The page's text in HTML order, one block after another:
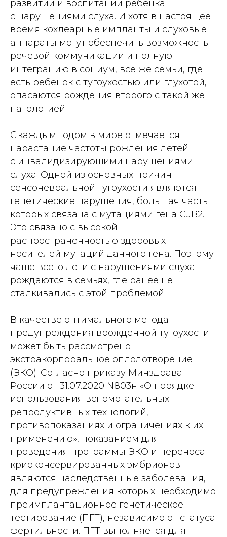
развитии и воспитании ребенка
с нарушениями слуха. И хотя в настоящее
время кохлеарные импланты и слуховые
аппараты могут обеспечить возможность
речевой коммуникации и полную
интеграцию в социум, все же семьи, где
есть ребенок с тугоухостью или глухотой,
опасаются рождения второго с такой же
патологией.
С каждым годом в мире отмечается
нарастание частоты рождения детей
с инвалидизирующими нарушениями
слуха. Одной из основных причин
сенсоневральной тугоухости являются
генетические нарушения, большая часть
которых связана с мутациями гена GJB2.
Это связано с высокой
распространенностью здоровых
носителей мутаций данного гена. Поэтому
чаще всего дети с нарушениями слуха
рождаются в семьях, где ранее не
сталкивались с этой проблемой.
В качестве оптимального метода
предупреждения врожденной тугоухости
может быть рассмотрено
экстракорпоральное оплодотворение
(ЭКО). Согласно приказу Минздрава
России от 31.07.2020 N803н «О порядке
использования вспомогательных
репродуктивных технологий,
противопоказаниях и ограничениях к их
применению», показанием для
проведения программы ЭКО и переноса
криоконсервированных эмбрионов
являются наследственные заболевания,
для предупреждения которых необходимо
преимплантационное генетическое
тестирование (ПГТ), независимо от статуса
фертильности. ПГТ выполняется для